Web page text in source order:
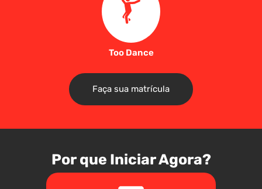
Too Dance
Faça sua matrícula
Por que Iniciar Agora?